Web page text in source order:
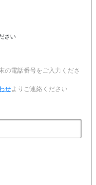
さい
の電話番号をご入力くださ
せよりご連絡ください